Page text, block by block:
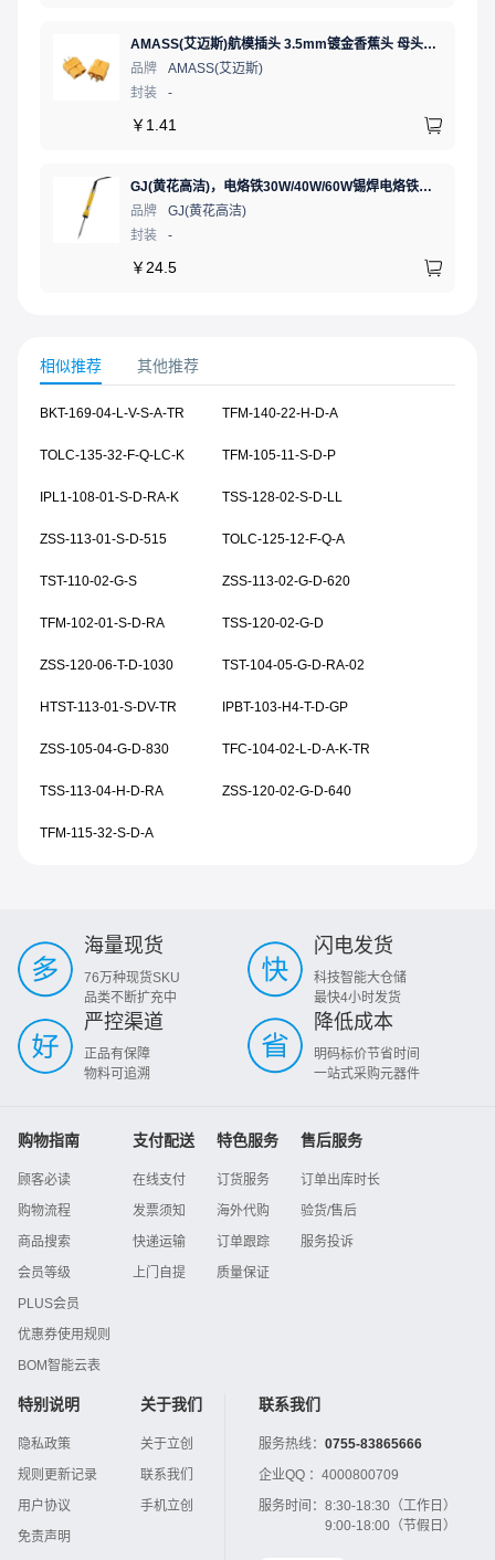
AMASS(艾迈斯)航模插头 3.5mm镀金香蕉头 母头XT60-F.G.Y
品牌
AMASS(艾迈斯)
封装
-
￥ 1.41
GJ(黄花高洁)，电烙铁30W/40W/60W锡焊电烙铁焊接工具电焊笔手机电子维修（内热35W），NO.435(35W)
品牌
GJ(黄花高洁)
封装
-
￥ 24.5
相似推荐 其他推荐
BKT-169-04-L-V-S-A-TR TFM-140-22-H-D-A
TOLC-135-32-F-Q-LC-K TFM-105-11-S-D-P
IPL1-108-01-S-D-RA-K TSS-128-02-S-D-LL
ZSS-113-01-S-D-515 TOLC-125-12-F-Q-A
TST-110-02-G-S ZSS-113-02-G-D-620
TFM-102-01-S-D-RA TSS-120-02-G-D
ZSS-120-06-T-D-1030 TST-104-05-G-D-RA-02
HTST-113-01-S-DV-TR IPBT-103-H4-T-D-GP
ZSS-105-04-G-D-830 TFC-104-02-L-D-A-K-TR
TSS-113-04-H-D-RA ZSS-120-02-G-D-640
TFM-115-32-S-D-A
海量现货
76万种现货SKU
品类不断扩充中
闪电发货
科技智能大仓储
最快4小时发货
严控渠道
正品有保障
物料可追溯
降低成本
明码标价节省时间
一站式采购元器件
购物指南
顾客必读
购物流程
商品搜索
会员等级
PLUS会员
优惠券使用规则
BOM智能云表
支付配送
在线支付
发票须知
快递运输
上门自提
特色服务
订货服务
海外代购
订单跟踪
质量保证
售后服务
订单出库时长
验货/售后
服务投诉
特别说明
隐私政策
规则更新记录
用户协议
免责声明
关于我们
关于立创
联系我们
手机立创
联系我们
服务热线： 0755-83865666
企业QQ ： 4000800709
服务时间： 8:30-18:30（工作日）
9:00-18:00（节假日）